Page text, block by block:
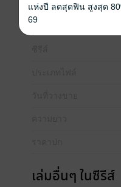
แอบรัก ครอบครัว
เล่มอื่นๆ ในซีรีส์
แห่งปี ลดสุดฟิน สูงสุด
69